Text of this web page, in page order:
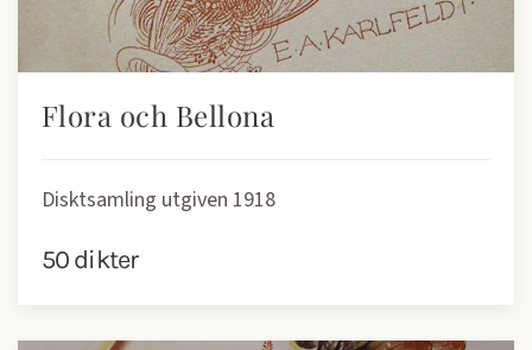
Flora och Bellona
Disktsamling utgiven 1918
50 dikter